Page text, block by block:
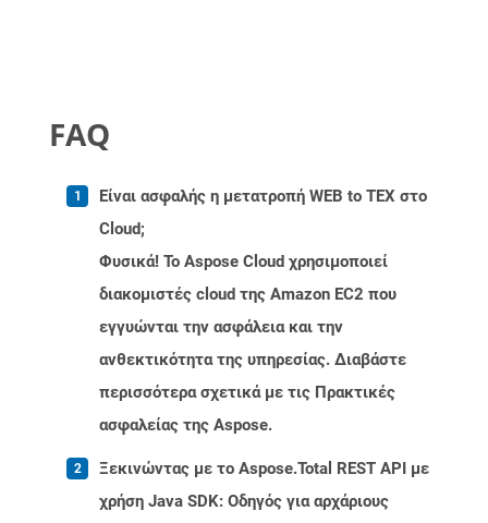
FAQ
Είναι ασφαλής η μετατροπή WEB to TEX στο
Cloud;
Φυσικά! Το Aspose Cloud χρησιμοποιεί
διακομιστές cloud της Amazon EC2 που
εγγυώνται την ασφάλεια και την
ανθεκτικότητα της υπηρεσίας. Διαβάστε
περισσότερα σχετικά με τις Πρακτικές
ασφαλείας της Aspose.
Ξεκινώντας με το Aspose.Total REST API με
χρήση Java SDK: Οδηγός για αρχάριους